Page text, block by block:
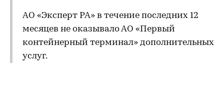
АО «Эксперт РА» в течение последних 12
месяцев не оказывало АО «Первый
контейнерный терминал» дополнительных
услуг.